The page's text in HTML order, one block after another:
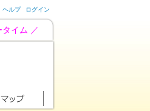
ヘルプ ログイン
タイム ／